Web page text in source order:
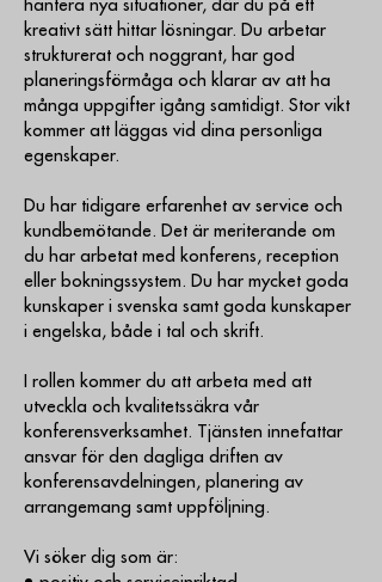
hantera nya situationer, där du på ett
kreativt sätt hittar lösningar. Du arbetar
strukturerat och noggrant, har god
planeringsförmåga och klarar av att ha
många uppgifter igång samtidigt. Stor vikt
kommer att läggas vid dina personliga
egenskaper.
Du har tidigare erfarenhet av service och
kundbemötande. Det är meriterande om
du har arbetat med konferens, reception
eller bokningssystem. Du har mycket goda
kunskaper i svenska samt goda kunskaper
i engelska, både i tal och skrift.
I rollen kommer du att arbeta med att
utveckla och kvalitetssäkra vår
konferensverksamhet. Tjänsten innefattar
ansvar för den dagliga driften av
konferensavdelningen, planering av
arrangemang samt uppföljning.
Vi söker dig som är: